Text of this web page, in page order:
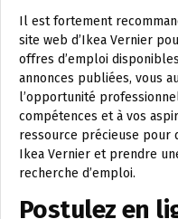
Il est fortement
site web d’Ikea Vernier
offres d’emploi
annonces publiées, vous
l’opportunité
compétences et à vos
ressource précieuse pour
Ikea Vernier et prendre
recherche d’emploi.
Postulez en